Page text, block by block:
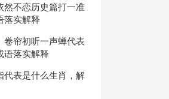
然不恋历史篇打一准
落实解释
卷帘初听一声蝉代表
语落实解释
代表是什么生肖，解